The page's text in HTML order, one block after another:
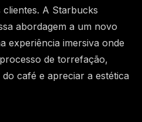
A Starbucks
abordagem a um novo
experiência imersiva onde
de torrefação,
café e apreciar a estética